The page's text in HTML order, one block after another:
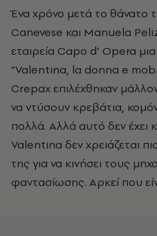
Ένα χρόνο μετά το θάνατο
Canevese και Manuela
εταιρεία Capo d’ Opera
“Valentina, la donna e
Crepax επιλέχθηκαν
να ντύσουν κρεβάτια,
πολλά. Αλλά αυτό δεν έχει
Valentina δεν χρειάζεται
της για να κινήσει τους
φαντασίωσης. Αρκεί που